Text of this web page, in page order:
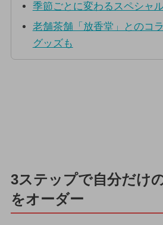
季節ごとに変わるスペシャ
老舗茶舗「放香堂」とのコ
グッズも
3ステップで自分だけ
をオーダー